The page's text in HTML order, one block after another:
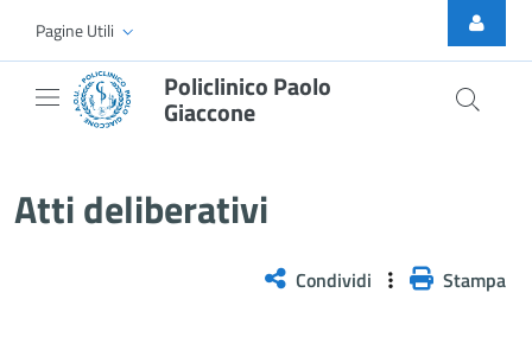
Skip to Main Content
Pagine Utili
Policlinico Paolo
Giaccone
Atti deliberativi
Condividi Stampa